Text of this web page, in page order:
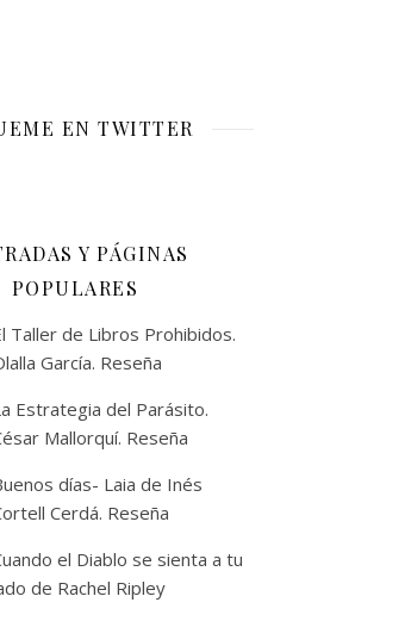
EN TWITTER
Y PÁGINAS
POPULARES
Taller de Libros Prohibidos.
García. Reseña
Estrategia del Parásito.
Mallorquí. Reseña
días- Laia de Inés
Cerdá. Reseña
el Diablo se sienta a tu
de Rachel Ripley